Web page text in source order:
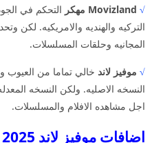
√ Movizland مهكر
التحكم في
التركيه والهنديه والامريكيه. لكن
المجانيه وحلقات المسلسلات.
√ موفيز لاند خالي تماما من العيوب
النسخه الاصليه. ولكن النسخه
اجل مشاهده الافلام والمسلسلات.